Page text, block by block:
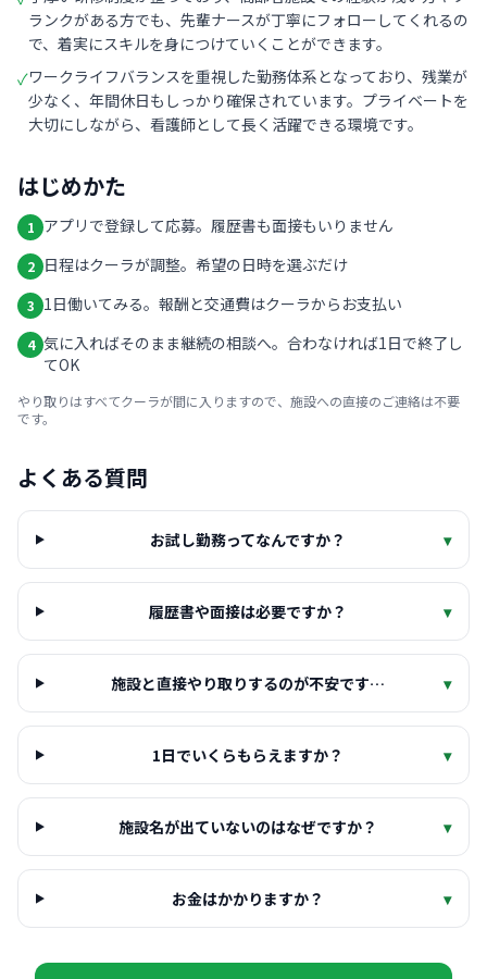
ランクがある方でも、先輩ナースが丁寧にフォローしてくれるの
で、着実にスキルを身につけていくことができます。
✓ワークライフバランスを重視した勤務体系となっており、残業が
少なく、年間休日もしっかり確保されています。プライベートを
大切にしながら、看護師として長く活躍できる環境です。
はじめかた
1 アプリで登録して応募。履歴書も面接もいりません
2 日程はクーラが調整。希望の日時を選ぶだけ
3 1日働いてみる。報酬と交通費はクーラからお支払い
4 気に入ればそのまま継続の相談へ。合わなければ1日で終了し
てOK
やり取りはすべてクーラが間に入りますので、施設への直接のご連絡は不要
です。
よくある質問
お試し勤務ってなんですか？ ▾
履歴書や面接は必要ですか？ ▾
施設と直接やり取りするのが不安です… ▾
1日でいくらもらえますか？ ▾
施設名が出ていないのはなぜですか？ ▾
お金はかかりますか？ ▾